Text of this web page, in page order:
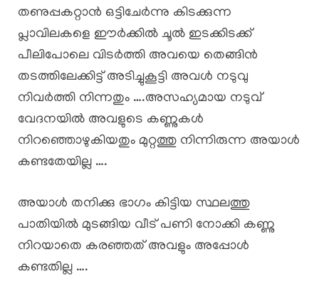
തണുപ്പകറ്റാൻ ഒട്ടിചേർന്നു കിടക്കുന്ന
പ്ലാവിലകളെ ഈർക്കിൽ ചൂൽ ഇടക്കിടക്ക്
പീലിപോലെ വിടർത്തി അവയെ തെങ്ങിൻ
തടത്തിലേക്കിട്ട് അടിച്ചുകൂട്ടി അവൾ നടുവു
നിവർത്തി നിന്നതും ….അസഹ്യമായ നടുവ്
വേദനയിൽ അവളുടെ കണ്ണുകൾ
നിറഞ്ഞൊഴുകിയതും മുറ്റത്തു നിന്നിരുന്ന അയാൾ
കണ്ടതേയില്ല ….
അയാൾ തനിക്കു ഭാഗം കിട്ടിയ സ്ഥലത്തു
പാതിയിൽ മുടങ്ങിയ വീട് പണി നോക്കി കണ്ണു
നിറയാതെ കരഞ്ഞത് അവളും അപ്പോൾ
കണ്ടതില്ല ….